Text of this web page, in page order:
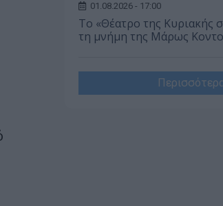
01.08.2026 - 17:00
Το «Θέατρο της Κυριακής
τη μνήμη της Μάρως